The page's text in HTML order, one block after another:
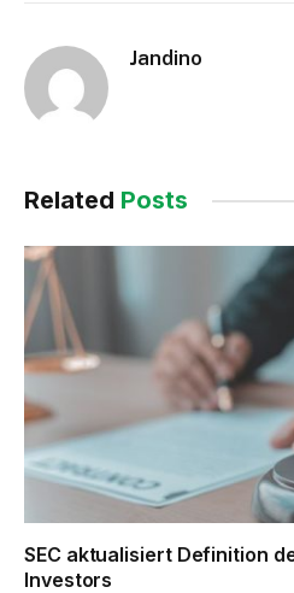
Jandino
Related Posts
SEC aktualisiert Definition
Investors